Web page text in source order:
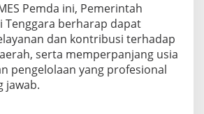
Pemda ini, Pemerintah
Tenggara berharap dapat
dan kontribusi terhadap
serta memperpanjang usia
pengelolaan yang profesional
jawab.